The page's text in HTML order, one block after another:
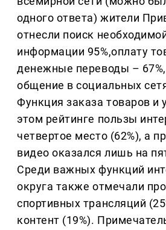
одного ответа) жители
отнесли поиск
информации 95%,оплату
денежные переводы –
общение в социальных
Функция заказа товаров и
этом рейтинге пользы
четвертое место (62%), а
видео оказался лишь на
Среди важных функций
округа также отмечали
спортивных трансляций
контент (19%).